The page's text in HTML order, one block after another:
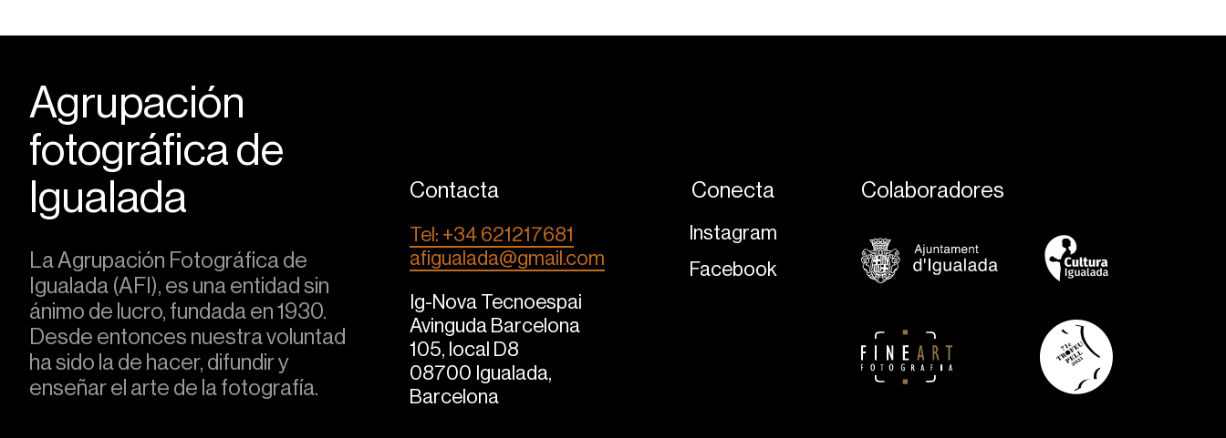
Agrupación
fotográfica de
Igualada
La Agrupación Fotográfica de
Igualada (AFI), es una entidad sin
ánimo de lucro, fundada en 1930.
Desde entonces nuestra voluntad
ha sido la de hacer, difundir y
enseñar el arte de la fotografía.
Contacta
Tel: +34 621217681
afigualada@gmail.com
Ig-Nova Tecnoespai
Avinguda Barcelona
105, local D8
08700 Igualada,
Barcelona
Conecta
Instagram
Facebook
Colaboradores